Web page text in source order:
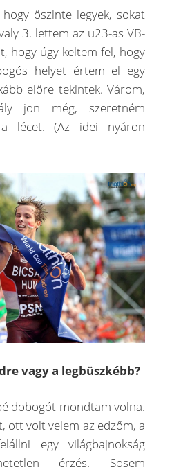
őszinte legyek, sokat
3. lettem az u23-as VB-
hogy úgy keltem fel, hogy
helyet értem el egy
előre tekintek. Várom,
jön még, szeretném
lécet. (Az idei nyáron
vagy a legbüszkébb?
dobogót mondtam volna.
ott volt velem az edzőm, a
egy világbajnokság
érzés. Sosem